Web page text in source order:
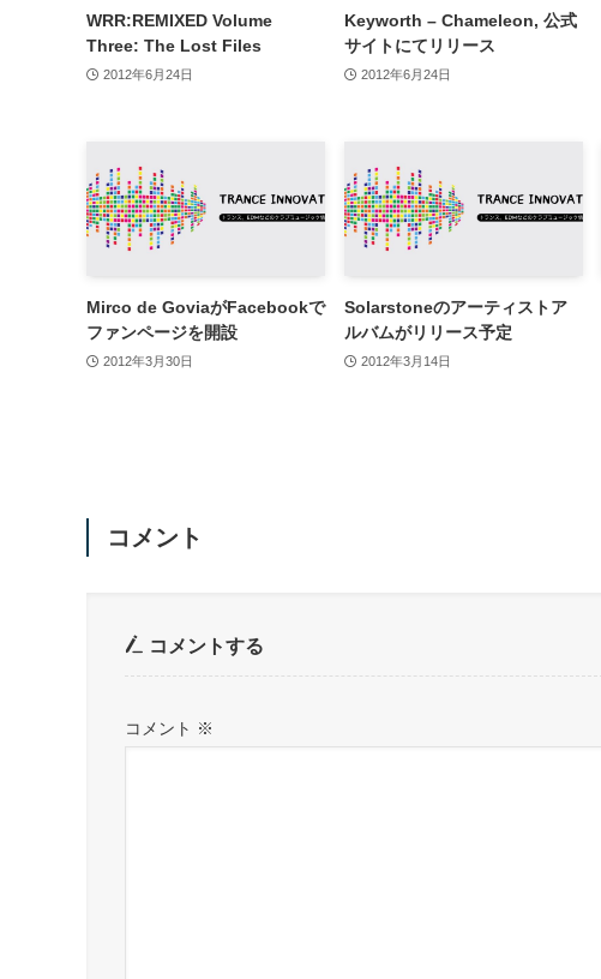
WRR:REMIXED Volume
Three: The Lost Files
2012年6月24日
Keyworth – Chameleon, 公式
サイトにてリリース
2012年6月24日
Mirco de GoviaがFacebookで
ファンページを開設
2012年3月30日
Solarstoneのアーティストア
ルバムがリリース予定
2012年3月14日
コメント
コメントする
コメント ※